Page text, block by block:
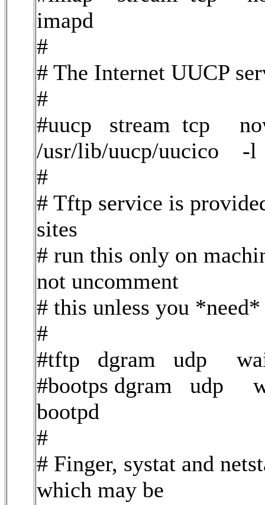
imapd
#
# The Internet UUCP
#
#uucp stream tcp
/usr/lib/uucp/uucico -l
#
# Tftp service is
sites
# run this only on
not uncomment
# this unless you
#
#tftp dgram udp
#bootps dgram udp
bootpd
#
# Finger, systat and
which may be